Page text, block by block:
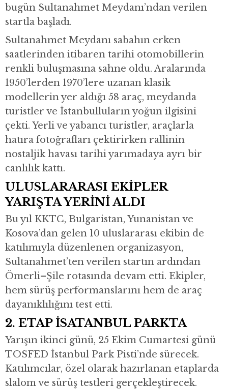
bugün Sultanahmet Meydanı’ndan verilen
startla başladı.
Sultanahmet Meydanı sabahın erken
saatlerinden itibaren tarihi otomobillerin
renkli buluşmasına sahne oldu. Aralarında
1950’lerden 1970’lere uzanan klasik
modellerin yer aldığı 58 araç, meydanda
turistler ve İstanbulluların yoğun ilgisini
çekti. Yerli ve yabancı turistler, araçlarla
hatıra fotoğrafları çektirirken rallinin
nostaljik havası tarihi yarımadaya ayrı bir
canlılık kattı.
ULUSLARARASI EKİPLER
YARIŞTA YERİNİ ALDI
Bu yıl KKTC, Bulgaristan, Yunanistan ve
Kosova’dan gelen 10 uluslararası ekibin de
katılımıyla düzenlenen organizasyon,
Sultanahmet’ten verilen startın ardından
Ömerli–Şile rotasında devam etti. Ekipler,
hem sürüş performanslarını hem de araç
dayanıklılığını test etti.
2. ETAP İSATANBUL PARKTA
Yarışın ikinci günü, 25 Ekim Cumartesi günü
TOSFED İstanbul Park Pisti’nde sürecek.
Katılımcılar, özel olarak hazırlanan etaplarda
slalom ve sürüş testleri gerçekleştirecek.